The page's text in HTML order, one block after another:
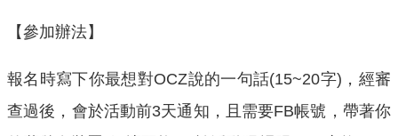
【參加辦法】
報名時寫下你最想對OCZ說的一句話(15~20字)，經審
查過後，會於活動前3天通知，且需要FB帳號，帶著你